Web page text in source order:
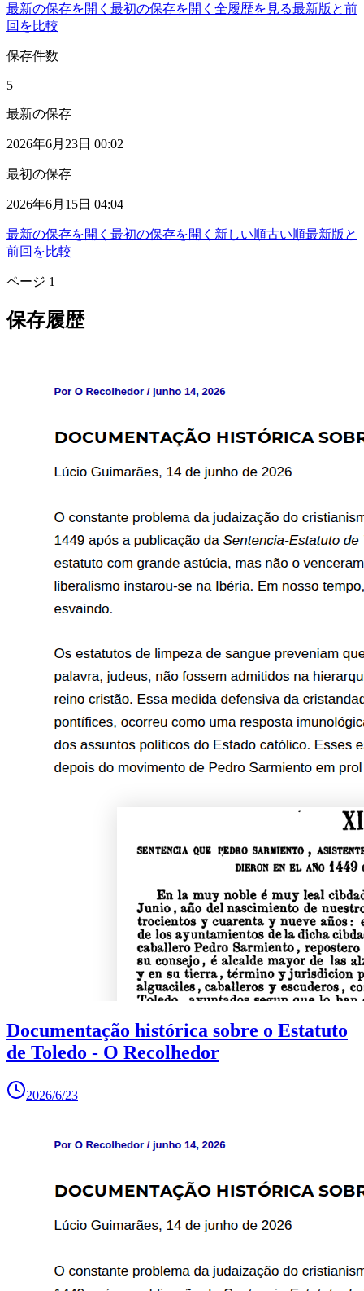
最新の保存を開く 最初の保存を開く 全履歴を見る最新版と前
回を比較
保存件数
5
最新の保存
2026年6月23日 00:02
最初の保存
2026年6月15日 04:04
最新の保存を開く 最初の保存を開く 新しい順古い順最新版と
前回を比較
ページ 1
保存履歴
Documentação histórica sobre o Estatuto
de Toledo - O Recolhedor
2026/6/23